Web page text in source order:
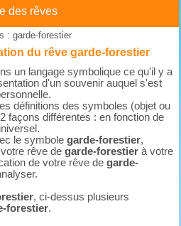
des rêves
: garde-forestier
du rêve garde-forestier
un langage symbolique ce qu'il y a
d'un souvenir auquel s'est
définitions des symboles (objet ou
façons différentes : en fonction de
le symbolegarde-forestier,
votre rêve degarde-forestier à votre
de votre rêve degarde-
, ci-dessus plusieurs
forestier.